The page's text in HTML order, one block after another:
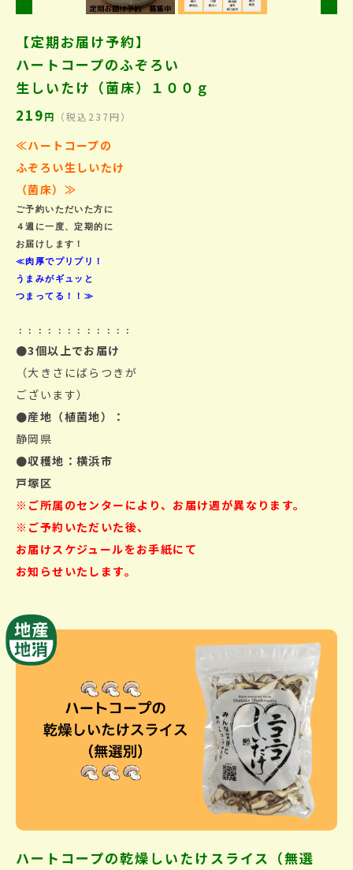
【定期お届け予約】
ハートコープのふぞろい
生しいたけ（菌床）１００ｇ
219円 （税込237円）
≪ハートコープの
ふぞろい生しいたけ
（菌床）≫
ご予約いただいた方に
４週に一度、定期的に
≪肉厚でプリプリ！
うまみがギュッと
つまってる！！≫
：：：：：：：：：：：：
●3個以上でお届け
（大きさにばらつきが
ございます）
●産地（植菌地）：
静岡県
●収穫地：横浜市
戸塚区
※ご所属のセンターにより、お届け週が異なります。
※ご予約いただいた後、
お届けスケジュールをお手紙にて
お知らせいたします。
ハートコープの乾燥しいたけスライス（無選